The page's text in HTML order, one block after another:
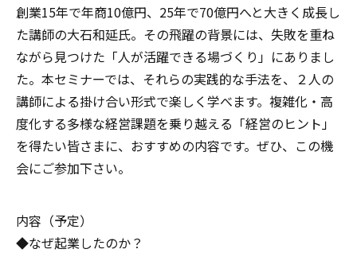
創業15年で年商10億円、 25年で70億円へと大きく成長し
た講師の大石和延氏。その飛躍の背景には、失敗を重ね
ながら見つけた「人が活躍できる場づくり」にありまし
た。本セミナーでは、それらの実践的な手法を、２人の
講師による掛け合い形式で楽しく学べます。複雑化・高
度化する多様な経営課題を乗り越える「経営のヒント」
を得たい皆さまに、おすすめの内容です。ぜひ、この機
会にご参加下さい。
内容（予定）
◆なぜ起業したのか？